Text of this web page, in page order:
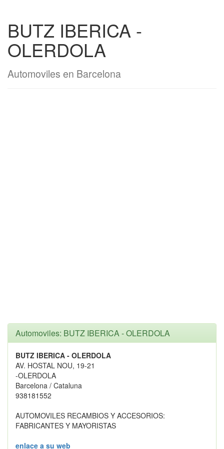
BUTZ IBERICA -
OLERDOLA
Automoviles en Barcelona
Automoviles: BUTZ IBERICA - OLERDOLA
BUTZ IBERICA - OLERDOLA
AV. HOSTAL NOU, 19-21
-OLERDOLA
Barcelona / Cataluna
938181552
AUTOMOVILES RECAMBIOS Y ACCESORIOS:
FABRICANTES Y MAYORISTAS
enlace a su web